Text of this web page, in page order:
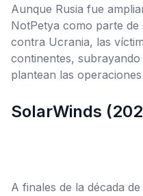
Aunque Rusia fue
NotPetya como parte
contra Ucrania, las
continentes, subrayando
plantean las
SolarWinds
A finales de la década